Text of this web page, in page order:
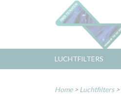
LUCHTFILTERS
Home> Luchtfilters>